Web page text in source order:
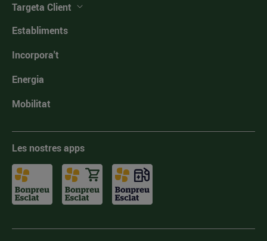
Targeta Client
Establiments
Incorpora't
Energia
Mobilitat
Les nostres apps